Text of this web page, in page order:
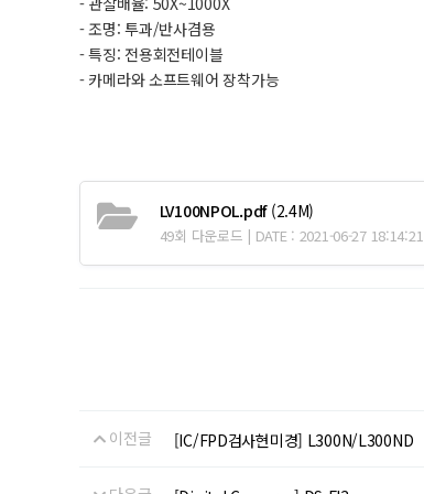
- 조명: 투과/반사겸용
- 특징: 전용회전테이블
- 카메라와 소프트웨어 장착가능
LV100NPOL.pdf(2.4M)
49회 다운로드 | DATE : 2021-06-27 18:14:21
이전글 [IC/FPD검사현미경] L300N/L300ND